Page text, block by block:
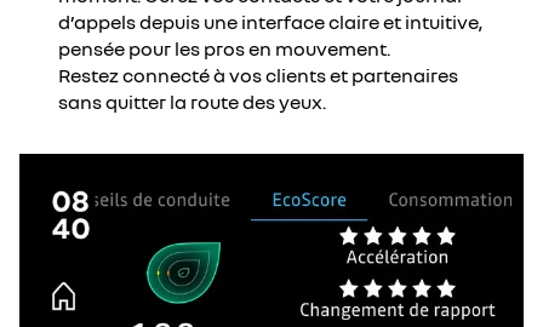
d’appels depuis une interface claire et intuitive,
pensée pour les pros en mouvement.
Restez connecté à vos clients et partenaires
sans quitter la route des yeux.